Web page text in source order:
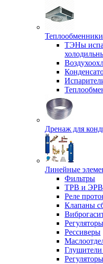
Теплообменники
ТЭНы
Дренаж для
Линейные
Фильтры
ТРВ и ЭРВ
Реле
Клапаны
Рессиверы